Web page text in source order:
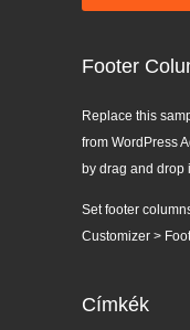
Footer
Replace this
from WordPress
by drag and drop
Set footer
Customizer >
Címkék